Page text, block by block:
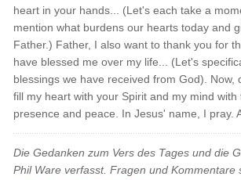
heart in your hands... (Let's each take a
mention what burdens our hearts today and
Father.) Father, I also want to thank you for
have blessed me over my life... (Let's
blessings we have received from God). Now,
fill my heart with your Spirit and my mind
presence and peace. In Jesus' name, I pray.
Die Gedanken zum Vers des Tages und die
Phil Ware verfasst. Fragen und Kommentare